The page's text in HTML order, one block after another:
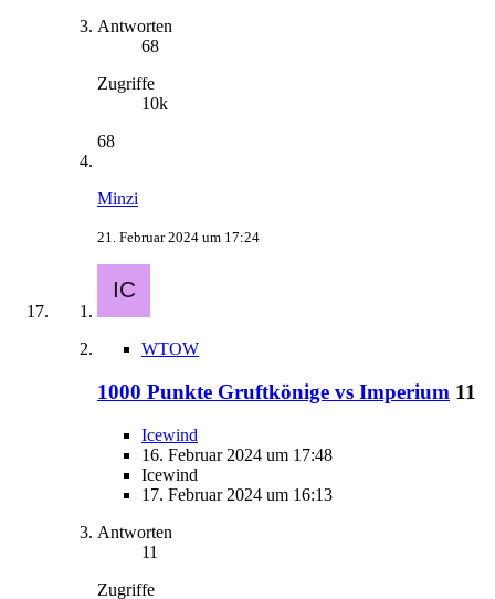
Antworten
68
Zugriffe
10k
68
Minzi
21. Februar 2024 um 17:24
WTOW
1000 Punkte Gruftkönige vs Imperium 11
Icewind
16. Februar 2024 um 17:48
Icewind
17. Februar 2024 um 16:13
Antworten
11
Zugriffe